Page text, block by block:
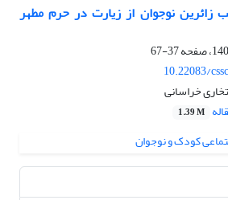
زائرین نوجوان از زیارت در حرم مطهر
37-67
10.22083/
خراسانی
1.39 M